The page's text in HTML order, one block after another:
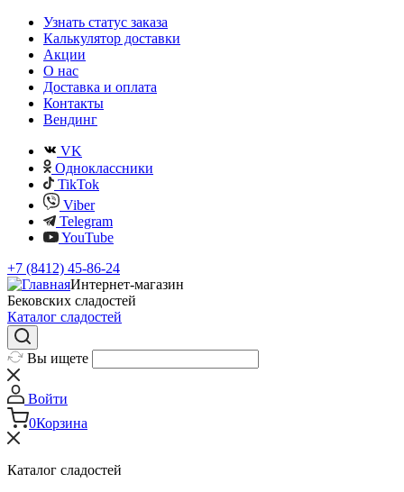
Узнать статус заказа
Калькулятор доставки
Акции
О нас
Доставка и оплата
Контакты
Вендинг
VK
Одноклассники
TikTok
Viber
Telegram
YouTube
+7 (8412) 45-86-24
Интернет-магазин
Бековских сладостей
Каталог сладостей
Вы ищете
Войти
0Корзина
Каталог сладостей